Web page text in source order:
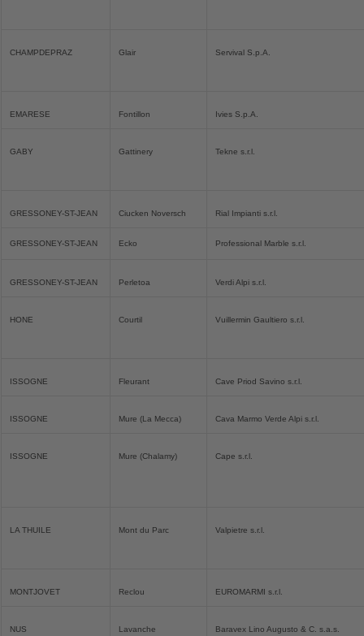
CHAMPDEPRAZ Glair Servival S.p.A.
EMARESE Fontillon Ivies S.p.A.
GABY Gattinery Tekne s.r.l.
GRESSONEY-ST-JEAN Ciucken Noversch Rial Impianti s.r.l.
GRESSONEY-ST-JEAN Ecko Professional Marble s.r.l.
GRESSONEY-ST-JEAN Perletoa Verdi Alpi s.r.l.
HONE Courtil Vuillermin Gaultiero s.r.l.
ISSOGNE Fleurant Cave Priod Savino s.r.l.
ISSOGNE Mure (La Mecca) Cava Marmo Verde Alpi s.r.l.
ISSOGNE Mure (Chalamy) Cape s.r.l.
LA THUILE Mont du Parc Valpietre s.r.l.
MONTJOVET Reclou EUROMARMI s.r.l.
NUS Lavanche Baravex Lino Augusto & C. s.a.s.